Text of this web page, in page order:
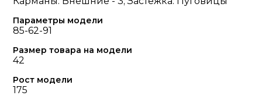
Параметры модели
85-62-91
Размер товара на модели
42
Рост модели
175